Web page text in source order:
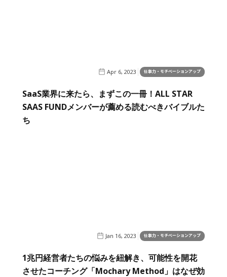
Apr 6, 2023 仕事力・モチベーションアップ
SaaS業界に来たら、まずこの一冊！ALL STAR
SAAS FUNDメンバーが薦める読むべきバイブルた
ち
Jan 16, 2023 仕事力・モチベーションアップ
1兆円経営者たちの悩みを紐解き、可能性を開花
させたコーチング「Mochary Method」はなぜ効